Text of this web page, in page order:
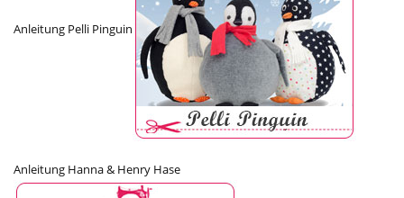
Anleitung Pelli Pinguin
Anleitung Hanna & Henry Hase